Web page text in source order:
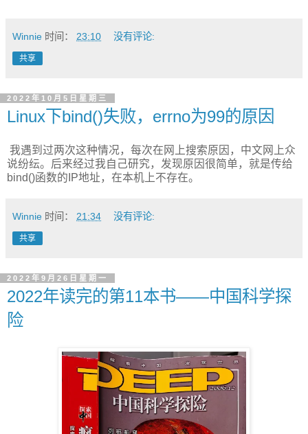
Winnie 时间： 23:10 没有评论:
共享
2022年10月5日星期三
Linux下bind()失败，errno为99的原因
我遇到过两次这种情况，每次在网上搜索原因，中文网上众
说纷纭。后来经过我自己研究，发现原因很简单，就是传给
bind()函数的IP地址，在本机上不存在。
Winnie 时间： 21:34 没有评论:
共享
2022年9月26日星期一
2022年读完的第11本书——中国科学探
险